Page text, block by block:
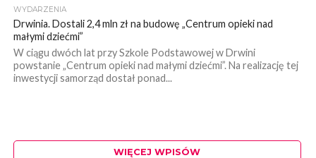
WYDARZENIA
Drwinia. Dostali 2,4 mln zł na budowę „Centrum opieki nad
małymi dziećmi”
W ciągu dwóch lat przy Szkole Podstawowej w Drwini
powstanie „Centrum opieki nad małymi dziećmi”. Na realizację tej
inwestycji samorząd dostał ponad...
WIĘCEJ WPISÓW